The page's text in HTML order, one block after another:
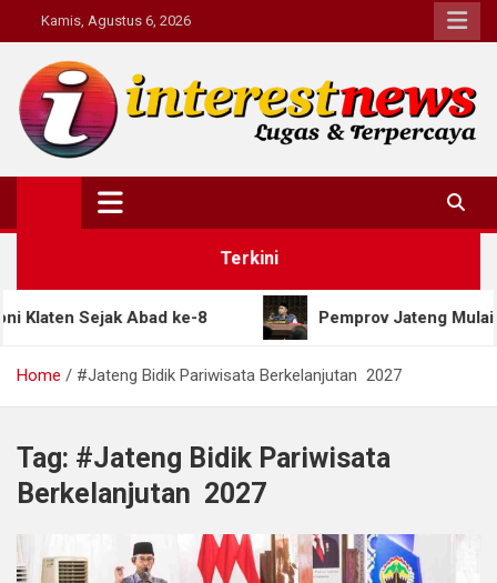
to
content
Kamis, Agustus 6, 2026
Interestnews.or.id
Terkini
Sejak Abad ke-8 Pemprov Jateng Mulai
Home #Jateng Bidik Pariwisata Berkelanjutan 2027
Tag: #Jateng Bidik Pariwisata
Berkelanjutan 2027